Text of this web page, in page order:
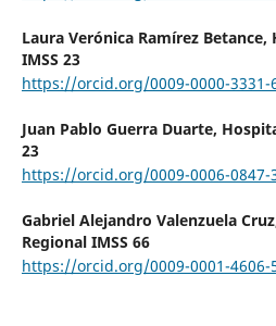
Laura Verónica Ramírez Betance,
IMSS 23
https://orcid.org/0009-0000-3331-
Juan Pablo Guerra Duarte,
23
https://orcid.org/0009-0006-0847-
Gabriel Alejandro Valenzuela
Regional IMSS 66
https://orcid.org/0009-0001-4606-